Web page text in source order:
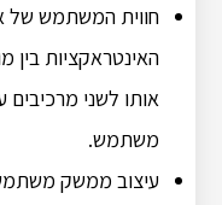
חווית המשתמש של
האינטראקציות
אותו לשני מרכיבים
משתמש.
עיצוב ממשק